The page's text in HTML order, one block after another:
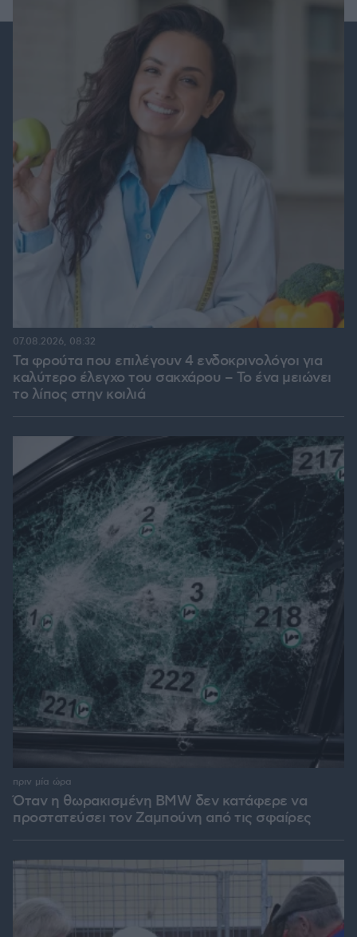
Τα φρούτα που επιλέγουν 4 ενδοκρινολόγοι για
καλύτερο έλεγχο του σακχάρου – Το ένα μειώνει
το λίπος στην κοιλιά
07.08.2026, 08:32
Όταν η θωρακισμένη BMW δεν κατάφερε να
προστατεύσει τον Ζαμπούνη από τις σφαίρες
πριν μία ώρα